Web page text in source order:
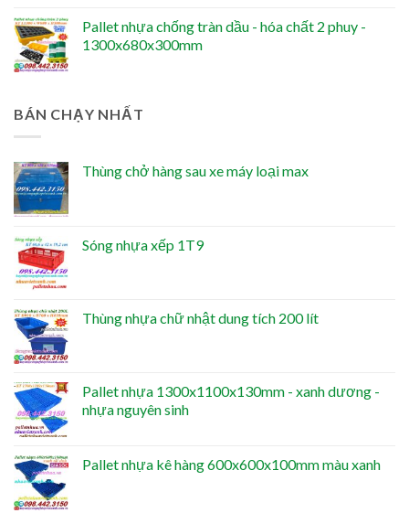
Pallet nhựa chống tràn dầu - hóa chất 2 phuy -
1300x680x300mm
BÁN CHẠY NHẤT
Thùng chở hàng sau xe máy loại max
Sóng nhựa xếp 1T9
Thùng nhựa chữ nhật dung tích 200 lít
Pallet nhựa 1300x1100x130mm - xanh dương -
nhựa nguyên sinh
Pallet nhựa kê hàng 600x600x100mm màu xanh